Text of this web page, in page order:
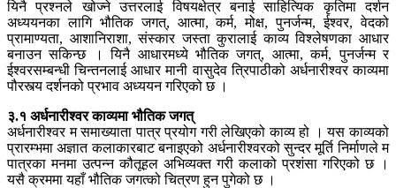
यिनै प्रश्नले खोज्ने उत्तरलाई विषयक्षेत्र बनाई साहित्यिक कृतिमा दर्शन
अध्ययनका लागि भौतिक जगत्, आत्मा, कर्म, मोक्ष, पुनर्जन्म, ईश्वर, वेदको
प्रामाण्यता, आशानिराशा, संस्कार जस्ता कुरालाई काव्य विश्लेषणका आधार
बनाउन सकिन्छ । यिनै आधारमध्ये भौतिक जगत्, आत्मा, कर्म, पुनर्जन्म र
ईश्वरसम्बन्धी चिन्तनलाई आधार मानी वासुदेव त्रिपाठीको अर्धनारीश्वर काव्यमा
पौरस्त्य दर्शनको प्रभाव अध्ययन गरिएको छ ।
३.१ अर्धनारीश्वर काव्यमा भौतिक जगत्
अर्धनारीश्वर म समाख्याता पात्र प्रयोग गरी लेखिएको काव्य हो । यस काव्यको
प्रारम्भमा अज्ञात कलाकारबाट बनाइएको अर्धनारीश्वरको सुन्दर मूर्ति निर्माणले म
पात्रका मनमा उत्पन्न कौतूहल अभिव्यक्त गरी कलाको प्रशंसा गरिएको छ ।
यसै क्रममा यहाँ भौतिक जगत्को चित्रण हुन पुगेको छ ।